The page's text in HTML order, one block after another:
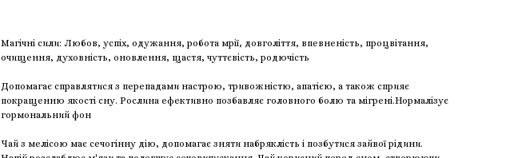
Магічні сили: Любов, успіх, одужання, робота мрії, довголіття, впевненість, процвітання,
очищення, духовність, оновлення, щастя, чуттєвість, родючість
Допомагає справлятися з перепадами настрою, тривожністю, апатією, а також сприяє
покращенню якості сну. Рослина ефективно позбавляє головного болю та мігрені.Нормалізує
гормональний фон
Чай з мелісою має сечогінну дію, допомагає зняти набряклість і позбутися зайвої рідини.